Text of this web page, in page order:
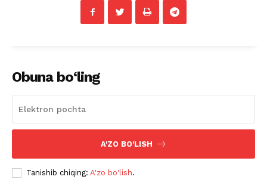
Obuna bo‘ling
A'ZO BO'LISH
Tanishib chiqing: A'zo bo'lish.